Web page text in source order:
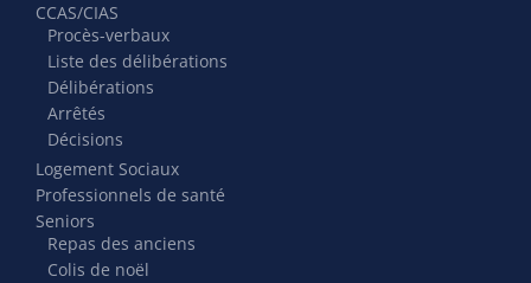
CCAS/CIAS
Procès-verbaux
Liste des délibérations
Délibérations
Arrêtés
Décisions
Logement Sociaux
Professionnels de santé
Seniors
Repas des anciens
Colis de noël